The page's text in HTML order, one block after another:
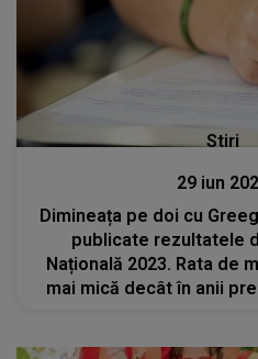
Stiri
29 iun
Dimineața pe doi cu
publicate rezultatele
Națională 2023. Rata de
mai mică decât în anii